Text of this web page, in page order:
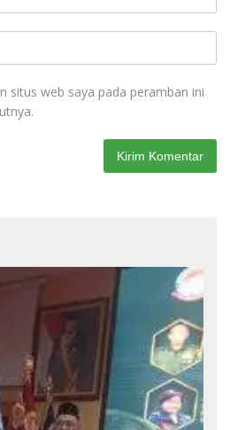
situs web saya pada peramban ini